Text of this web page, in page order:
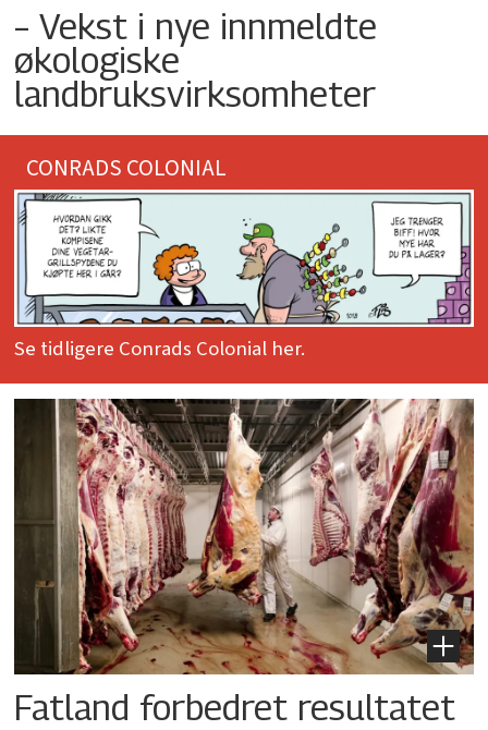
– Vekst i nye innmeldte
økologiske
landbruksvirksomheter
CONRADS COLONIAL
Se tidligere Conrads Colonial her.
Fatland forbedret resultatet